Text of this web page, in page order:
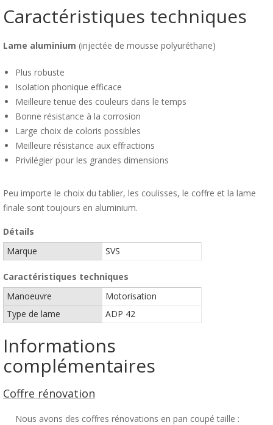
Caractéristiques techniques
Lame aluminium (injectée de mousse polyuréthane)
Plus robuste
Isolation phonique efficace
Meilleure tenue des couleurs dans le temps
Bonne résistance à la corrosion
Large choix de coloris possibles
Meilleure résistance aux effractions
Privilégier pour les grandes dimensions
Peu importe le choix du tablier, les coulisses, le coffre et la lame
finale sont toujours en aluminium.
Détails
Marque
SVS
Caractéristiques techniques
Manoeuvre
Motorisation
Type de lame
ADP 42
Informations
complémentaires
Coffre rénovation
Nous avons des coffres rénovations en pan coupé taille :